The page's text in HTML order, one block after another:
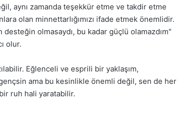
aynı zamanda teşekkür etme ve takdir etme
olan minnettarlığımızı ifade etmek önemlidir.
desteğin olmasaydı, bu kadar güçlü olamazdım"
olur.
Eğlenceli ve esprili bir yaklaşım,
ama bu kesinlikle önemli değil, sen de her
ruh hali yaratabilir.